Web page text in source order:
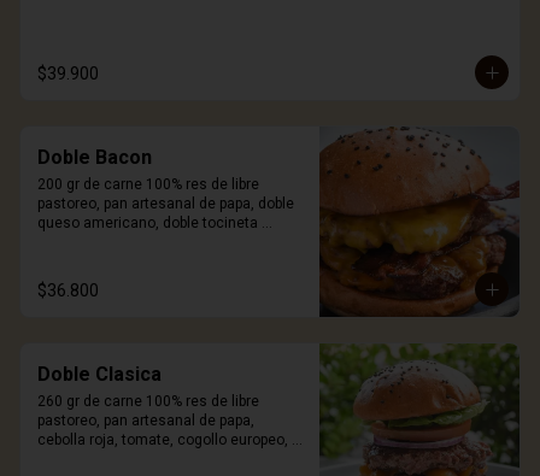
$39.900
Doble Bacon
200 gr de carne 100% res de libre
pastoreo, pan artesanal de papa, doble
queso americano, doble tocineta
$36.800
Doble Clasica
260 gr de carne 100% res de libre
pastoreo, pan artesanal de papa,
cebolla roja, tomate, cogollo europeo,